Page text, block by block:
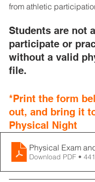
from athletic
Students are not
participate or
without a valid
file.
*Print the form
out, and bring it
Physical Night
Physical Exam
Download PDF •